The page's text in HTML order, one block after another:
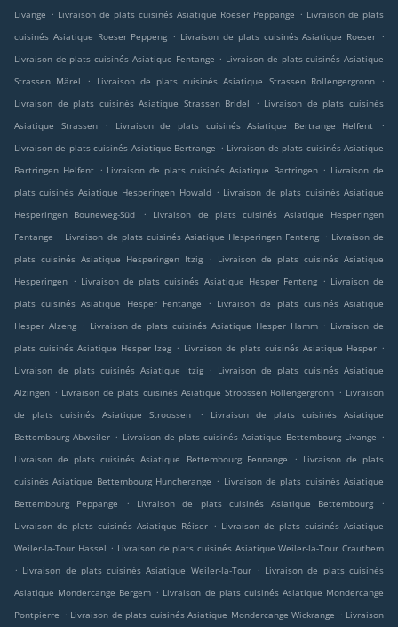
Livange . Livraison de plats cuisinés Asiatique Roeser Peppange . Livraison de plats
cuisinés Asiatique Roeser Peppeng . Livraison de plats cuisinés Asiatique Roeser .
Livraison de plats cuisinés Asiatique Fentange . Livraison de plats cuisinés Asiatique
Strassen Märel
. Livraison de plats cuisinés Asiatique Strassen Rollengergronn
.
Livraison de plats cuisinés Asiatique Strassen Bridel
. Livraison de plats cuisinés
Asiatique Strassen
. Livraison de plats cuisinés Asiatique Bertrange Helfent
.
Livraison de plats cuisinés Asiatique Bertrange . Livraison de plats cuisinés Asiatique
Bartringen Helfent . Livraison de plats cuisinés Asiatique Bartringen . Livraison de
plats cuisinés Asiatique Hesperingen Howald . Livraison de plats cuisinés Asiatique
Hesperingen Bouneweg-Süd
.
Livraison de plats cuisinés Asiatique Hesperingen
Fentange . Livraison de plats cuisinés Asiatique Hesperingen Fenteng . Livraison de
plats cuisinés Asiatique Hesperingen Itzig
. Livraison de plats cuisinés Asiatique
Hesperingen . Livraison de plats cuisinés Asiatique Hesper Fenteng . Livraison de
plats cuisinés Asiatique Hesper Fentange
. Livraison de plats cuisinés Asiatique
Hesper Alzeng . Livraison de plats cuisinés Asiatique Hesper Hamm . Livraison de
plats cuisinés Asiatique Hesper Izeg . Livraison de plats cuisinés Asiatique Hesper .
Livraison de plats cuisinés Asiatique Itzig
. Livraison de plats cuisinés Asiatique
Alzingen . Livraison de plats cuisinés Asiatique Stroossen Rollengergronn . Livraison
de plats cuisinés Asiatique Stroossen
.
Livraison de plats cuisinés Asiatique
Bettembourg Abweiler . Livraison de plats cuisinés Asiatique Bettembourg Livange .
Livraison de plats cuisinés Asiatique Bettembourg Fennange
. Livraison de plats
cuisinés Asiatique Bettembourg Huncherange . Livraison de plats cuisinés Asiatique
Bettembourg Peppange
. Livraison de plats cuisinés Asiatique Bettembourg
.
Livraison de plats cuisinés Asiatique Réiser . Livraison de plats cuisinés Asiatique
Weiler-la-Tour Hassel . Livraison de plats cuisinés Asiatique Weiler-la-Tour Crauthem
. Livraison de plats cuisinés Asiatique Weiler-la-Tour . Livraison de plats cuisinés
Asiatique Mondercange Bergem . Livraison de plats cuisinés Asiatique Mondercange
Pontpierre . Livraison de plats cuisinés Asiatique Mondercange Wickrange . Livraison